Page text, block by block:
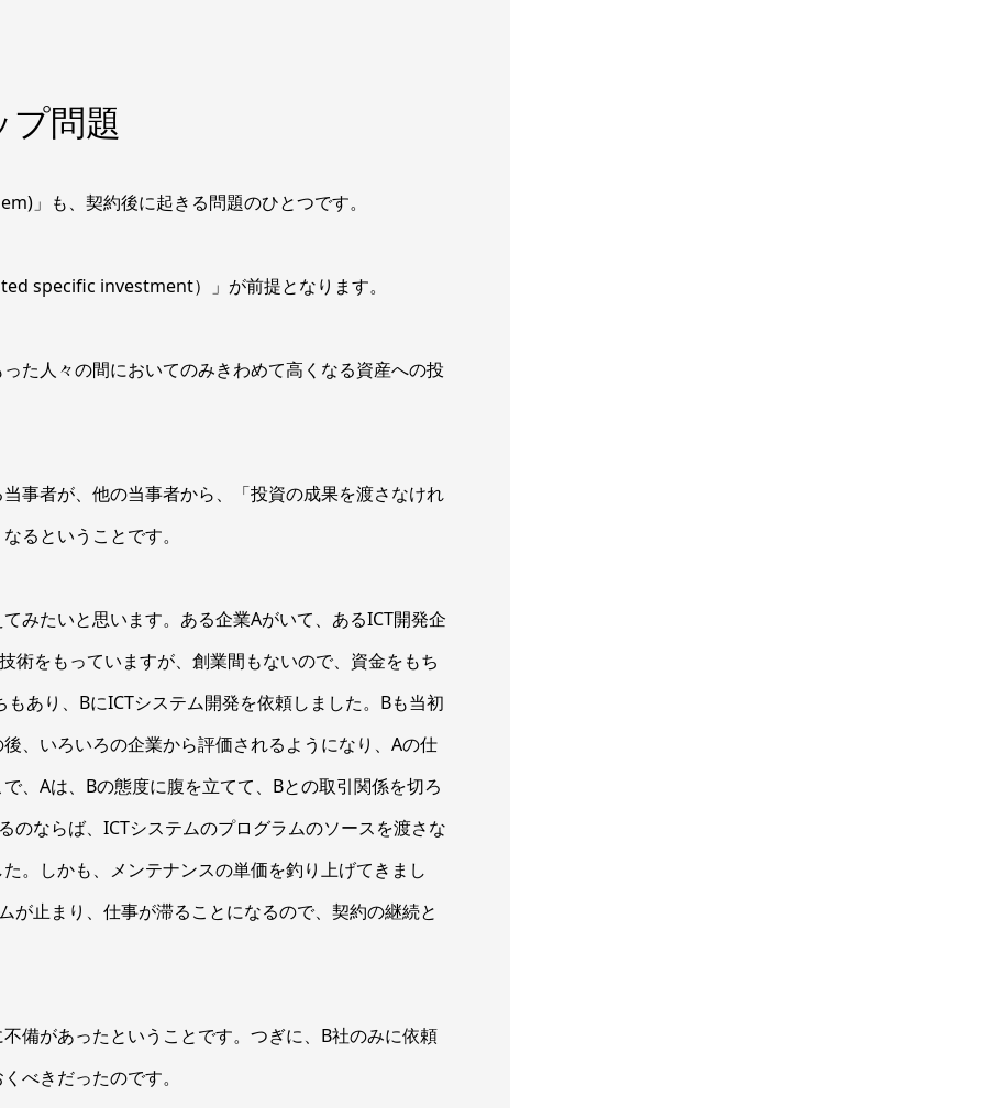
プ問題
も、契約後に起きる問題のひとつです。
specific investment）」が前提となります。
人々の間においてのみきわめて高くなる資産への投
者が、他の当事者から、「投資の成果を渡さなけれ
るということです。
たいと思います。ある企業Aがいて、あるICT開発企
術をもっていますが、創業間もないので、資金をもち
あり、BにICTシステム開発を依頼しました。Bも当初
、いろいろの企業から評価されるようになり、Aの仕
、Aは、Bの態度に腹を立てて、Bとの取引関係を切ろ
のならば、ICTシステムのプログラムのソースを渡さな
。しかも、メンテナンスの単価を釣り上げてきまし
が止まり、仕事が滞ることになるので、契約の継続と
があったということです。つぎに、B社のみに依頼
べきだったのです。